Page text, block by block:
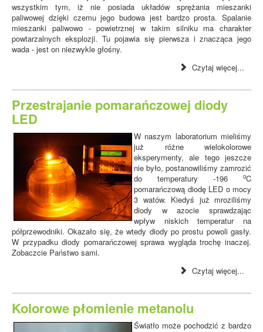
wszystkim tym, iż nie posiada układów sprężania mieszanki
paliwowej dzięki czemu jego budowa jest bardzo prosta. Spalanie
mieszanki paliwowo - powietrznej w takim silniku ma charakter
powtarzalnych eksplozji. Tu pojawia się pierwsza i znacząca jego
wada - jest on niezwykle głośny.
Czytaj więcej...
Przestrajanie pomarańczowej diody
LED
W naszym laboratorium mieliśmy
już różne wielokolorowe
eksperymenty, ale tego jeszcze
nie było, postanowiliśmy zamrozić
do temperatury -196
oC
pomarańczową diodę LED o mocy
3 watów. Kiedyś już mroziliśmy
diody w azocie sprawdzając
wpływ niskich temperatur na
półprzewodniki. Okazało się, że wtedy diody po prostu powoli gasły.
W przypadku diody pomarańczowej sprawa wygląda trochę inaczej.
Zobaczcie Państwo sami.
Czytaj więcej...
Kolorowe płomienie metanolu
Światło może pochodzić z bardzo